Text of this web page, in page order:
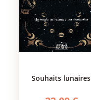
souhaits lunaires